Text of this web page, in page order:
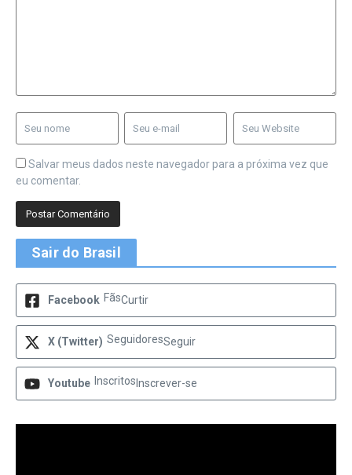
Salvar meus dados neste navegador para a próxima vez que
eu comentar.
Sair do Brasil
Facebook FãsCurtir
X (Twitter) SeguidoresSeguir
Youtube Inscritos Inscrever-se